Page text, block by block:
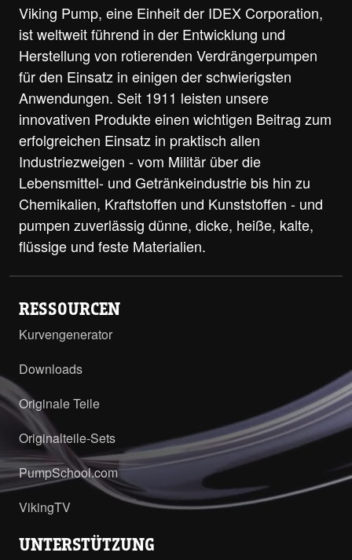
Viking Pump, eine Einheit der IDEX Corporation,
ist weltweit führend in der Entwicklung und
Herstellung von rotierenden Verdrängerpumpen
für den Einsatz in einigen der schwierigsten
Anwendungen. Seit 1911 leisten unsere
innovativen Produkte einen wichtigen Beitrag zum
erfolgreichen Einsatz in praktisch allen
Industriezweigen - vom Militär über die
Lebensmittel- und Getränkeindustrie bis hin zu
Chemikalien, Kraftstoffen und Kunststoffen - und
pumpen zuverlässig dünne, dicke, heiße, kalte,
flüssige und feste Materialien.
RESSOURCEN
Kurvengenerator
Downloads
Originale Teile
Originalteile-Sets
PumpSchool.com
VikingTV
UNTERSTÜTZUNG